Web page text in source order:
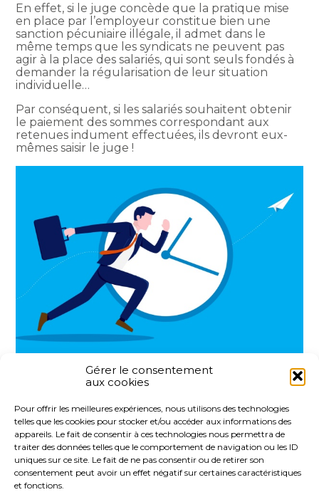
Gérer le consentement
aux cookies
Pour offrir les meilleures expériences, nous utilisons des technologies
telles que les cookies pour stocker et/ou accéder aux informations des
appareils. Le fait de consentir à ces technologies nous permettra de
traiter des données telles que le comportement de navigation ou les ID
uniques sur ce site. Le fait de ne pas consentir ou de retirer son
consentement peut avoir un effet négatif sur certaines caractéristiques
et fonctions.
En effet, si le juge concède que la pratique mise
en place par l’employeur constitue bien une
sanction pécuniaire illégale, il admet dans le
même temps que les syndicats ne peuvent pas
agir à la place des salariés, qui sont seuls fondés à
demander la régularisation de leur situation
individuelle…
Par conséquent, si les salariés souhaitent obtenir
le paiement des sommes correspondant aux
retenues indument effectuées, ils devront eux-
mêmes saisir le juge !
FaceBook
TwitterLinkedIn